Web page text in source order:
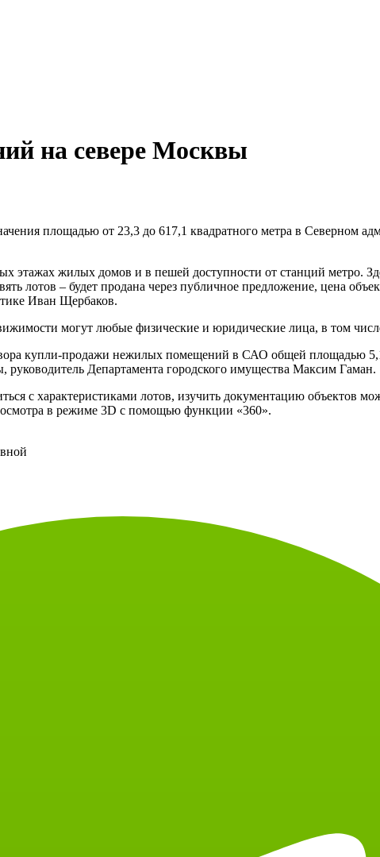
на севере Москвы
площадью от 23,3 до 617,1 квадратного метра в Северном
этажах жилых домов и в пешей доступности от станций метро.
лотов – будет продана через публичное предложение, цена
купли-продажи нежилых помещений в САО общей площадью
с характеристиками лотов, изучить документацию объектов